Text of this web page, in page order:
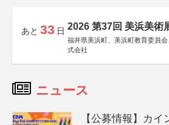
あと 33 日 2026 第37回 美浜美術
福井県美浜町、美浜町教育委員
式会社
ニュース
【公募情報】カ